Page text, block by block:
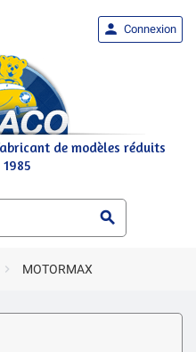
de modèles réduits

 Connexion
 MOTORMAX